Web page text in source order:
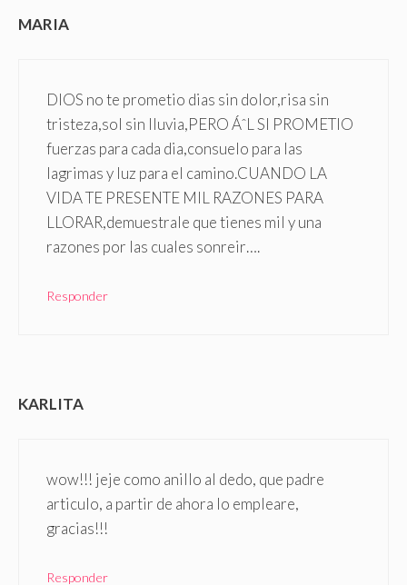
MARIA
DIOS no te prometio dias sin dolor,risa sin
tristeza,sol sin lluvia,PERO ÁˆL SI PROMETIO
fuerzas para cada dia,consuelo para las
lagrimas y luz para el camino.CUANDO LA
VIDA TE PRESENTE MIL RAZONES PARA
LLORAR,demuestrale que tienes mil y una
razones por las cuales sonreir….
Responder
KARLITA
wow!!! jeje como anillo al dedo, que padre
articulo, a partir de ahora lo empleare,
gracias!!!
Responder